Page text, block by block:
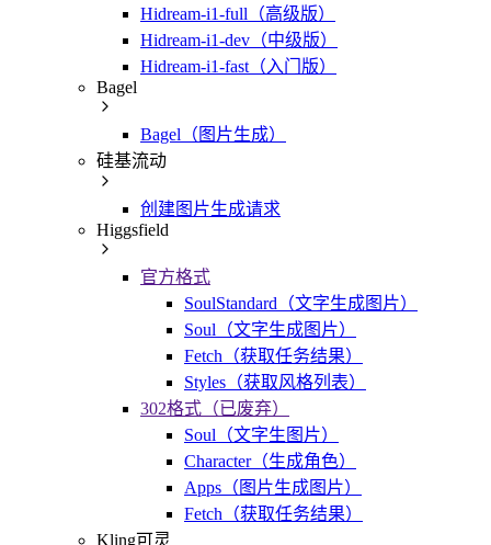
Hidream-i1-full（高级版）
Hidream-i1-dev（中级版）
Hidream-i1-fast（入门版）
Bagel
Bagel（图片生成）
硅基流动
创建图片生成请求
Higgsfield
官方格式
SoulStandard（文字生成图片）
Soul（文字生成图片）
Fetch（获取任务结果）
Styles（获取风格列表）
302格式（已废弃）
Soul（文字生图片）
Character（生成角色）
Apps（图片生成图片）
Fetch（获取任务结果）
Kling可灵